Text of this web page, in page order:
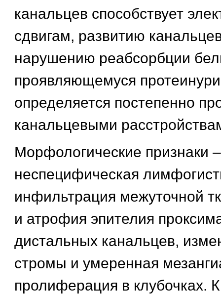
канальцев способствует
сдвигам, развитию
нарушению реабсорбции
проявляющемуся
определяется постепенно
канальцевыми
Морфологические признаки –
неспецифическая
инфильтрация межуточной
и атрофия эпителия
дистальных канальцев,
стромы и умеренная
пролиферация в клубочках.